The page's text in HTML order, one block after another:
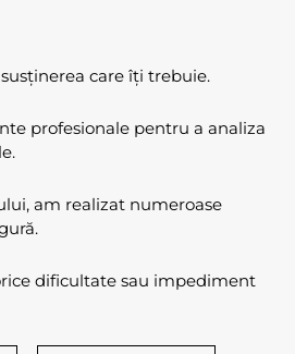
care îți trebuie.
profesionale pentru a analiza
am realizat numeroase
dificultate sau impediment